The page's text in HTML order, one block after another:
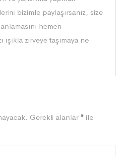
bizimle paylaşırsanız, size
hemen
ışıkla zirveye taşımaya ne
Gerekli alanlar * ile